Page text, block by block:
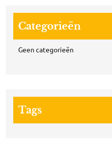
Categorieën
Geen categorieën
Tags